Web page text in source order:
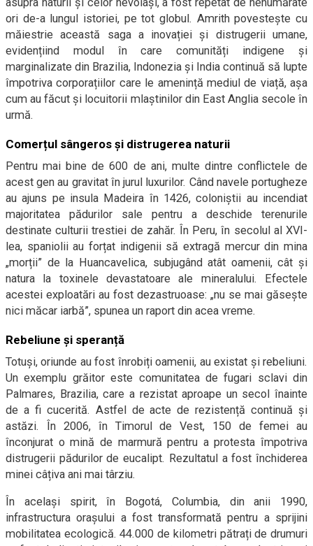
ori de-a lungul istoriei, pe tot globul. Amrith povestește cu
măiestrie această saga a inovației și distrugerii umane,
evidențiind modul în care comunități indigene și
marginalizate din Brazilia, Indonezia și India continuă să lupte
împotriva corporațiilor care le amenință mediul de viață, așa
cum au făcut și locuitorii mlaștinilor din East Anglia secole în
urmă.
Comerțul sângeros și distrugerea naturii
Pentru mai bine de 600 de ani, multe dintre conflictele de
acest gen au gravitat în jurul luxurilor. Când navele portugheze
au ajuns pe insula Madeira în 1426, coloniștii au incendiat
majoritatea pădurilor sale pentru a deschide terenurile
destinate culturii trestiei de zahăr. În Peru, în secolul al XVI-
lea, spaniolii au forțat indigenii să extragă mercur din mina
„morții” de la Huancavelica, subjugând atât oamenii, cât și
natura la toxinele devastatoare ale mineralului. Efectele
acestei exploatări au fost dezastruoase: „nu se mai găsește
nici măcar iarbă”, spunea un raport din acea vreme.
Rebeliune și speranță
Totuși, oriunde au fost înrobiți oamenii, au existat și rebeliuni.
Un exemplu grăitor este comunitatea de fugari sclavi din
Palmares, Brazilia, care a rezistat aproape un secol înainte
de a fi cucerită. Astfel de acte de rezistență continuă și
astăzi. În 2006, în Timorul de Vest, 150 de femei au
înconjurat o mină de marmură pentru a protesta împotriva
distrugerii pădurilor de eucalipt. Rezultatul a fost închiderea
minei câțiva ani mai târziu.
În același spirit, în Bogotá, Columbia, din anii 1990,
infrastructura orașului a fost transformată pentru a sprijini
mobilitatea ecologică. 44.000 de kilometri pătrați de drumuri